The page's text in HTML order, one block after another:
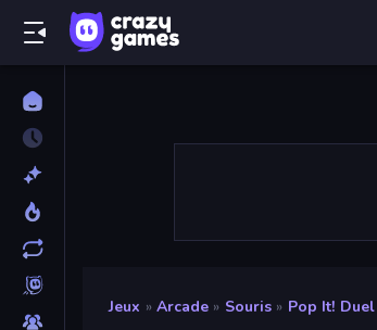
Jeux » Arcade » Souris » Pop It! Duel